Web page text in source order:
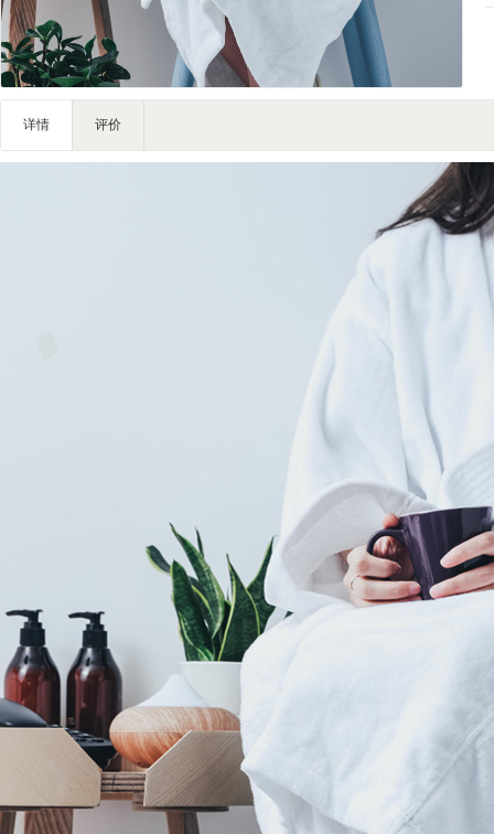
礼品团购
户外营地
大堂用品
健身器材
详情 评价